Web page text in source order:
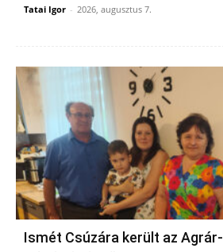
Tatai Igor - 2026, augusztus 7.
Ismét Csúzára került az Agrár-